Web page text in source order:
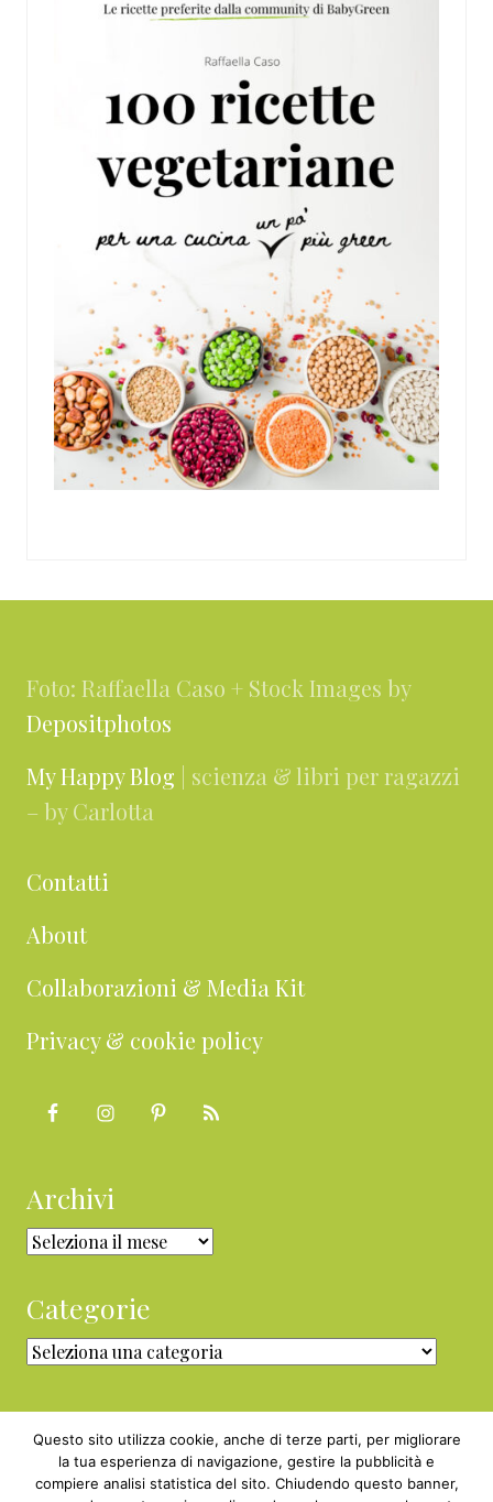
Foto: Raffaella Caso + Stock Images by
Depositphotos
My Happy Blog | scienza & libri per ragazzi
– by Carlotta
Contatti
About
Collaborazioni & Media Kit
Privacy & cookie policy
Archivi
Archivi
Categorie
Categorie
Copyright © 2010 - 2026 BabyGreen™ ·
Questo sito utilizza cookie, anche di terze parti, per migliorare
la tua esperienza di navigazione, gestire la pubblicità e
compiere analisi statistica del sito. Chiudendo questo banner,